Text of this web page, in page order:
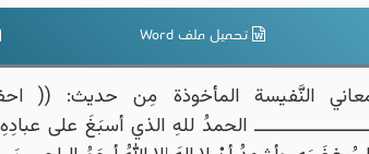
تحميل ملف Word
النَّفيسة المأخوذة مِن حديث: ((
الحمدُ للهِ الذي أسبَغَ